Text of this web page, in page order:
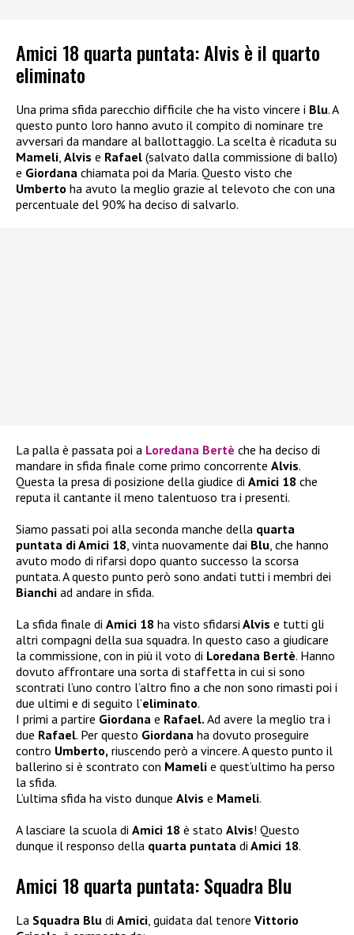
Amici 18 quarta puntata: Alvis è il quarto
eliminato
Una prima sfida parecchio difficile che ha visto vincere i Blu. A
questo punto loro hanno avuto il compito di nominare tre
avversari da mandare al ballottaggio. La scelta è ricaduta su
Mameli Alvis e Rafael (salvato dalla commissione di ballo)
e Giordana chiamata poi da Maria. Questo visto che
Umberto ha avuto la meglio grazie al televoto che con una
percentuale del 90% ha deciso di salvarlo.
La palla è passata poi a Loredana Bertè che ha deciso di
mandare in sfida finale come primo concorrente Alvis.
Questa la presa di posizione della giudice di Amici 18 che
reputa il cantante il meno talentuoso tra i presenti.
Siamo passati poi alla seconda manche della quarta
puntata di Amici 18 , vinta nuovamente dai Blu , che hanno
avuto modo di rifarsi dopo quanto successo la scorsa
puntata. A questo punto però sono andati tutti i membri dei
Bianchi ad andare in sfida.
La sfida finale di Amici 18 ha visto sfidarsi Alvis e tutti gli
altri compagni della sua squadra. In questo caso a giudicare
la commissione, con in più il voto di Loredana Bertè. Hanno
dovuto affrontare una sorta di staffetta in cui si sono
scontrati l’uno contro l’altro fino a che non sono rimasti poi i
due ultimi e di seguito l’eliminato.
I primi a partire Giordana e Rafael. Ad avere la meglio tra i
due Rafael. Per questo Giordana ha dovuto proseguire
contro Umberto, riuscendo però a vincere. A questo punto il
ballerino si è scontrato con Mameli e quest’ultimo ha perso
la sfida.
L’ultima sfida ha visto dunque Alvis e Mameli.
A lasciare la scuola di Amici 18 è stato Alvis! Questo
dunque il responso della quarta puntata di Amici 18.
Amici 18 quarta puntata: Squadra Blu
La Squadra Blu di Amici, guidata dal tenore Vittorio